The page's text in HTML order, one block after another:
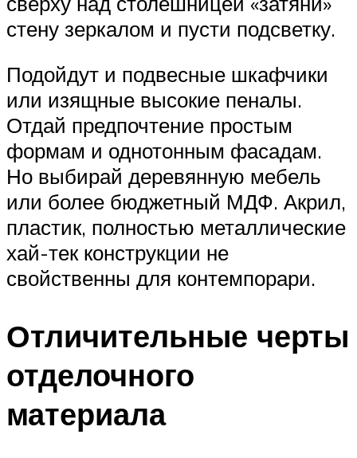
стену зеркалом и пусти подсветку.
Подойдут и подвесные шкафчики
или изящные высокие пеналы.
Отдай предпочтение простым
формам и однотонным фасадам.
Но выбирай деревянную мебель
или более бюджетный МДФ. Акрил,
пластик, полностью металлические
хай-тек конструкции не
свойственны для контемпорари.
Отличительные черты
отделочного
материала